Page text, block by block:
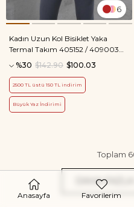
6
Kadın Uzun Kol Bisiklet Yaka
Termal Takım 405152 / 409003
Füme
%30 $100.03
$142.90
2500 TL üstü 150 TL indirim
Büyük Yaz İndirimi
Toplam
DAHA
Anasayfa Favorilerim